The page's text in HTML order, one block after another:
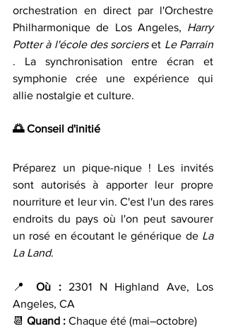
orchestration en direct par l'Orchestre
Philharmonique de Los Angeles, Harry
Potter à l'école des sorciers et
. La synchronisation entre écran et
symphonie crée une expérience qui
allie nostalgie et culture.
🌅 Conseil d'initié
Préparez un pique-nique ! Les invités
sont autorisés à apporter leur propre
nourriture et leur vin. C'est l'un des rares
endroits du pays où l'on peut savourer
un rosé en écoutant le générique de La
La Land.
📍 Où : 2301 N Highland Ave, Los
Angeles, CA
📆 Quand : Chaque été (mai–octobre)